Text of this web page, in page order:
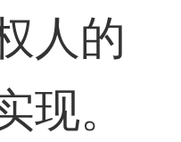
人的
现。